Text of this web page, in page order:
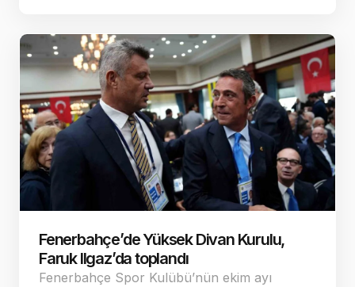
Fenerbahçe’de Yüksek Divan Kurulu,
Faruk Ilgaz’da toplandı
Fenerbahçe Spor Kulübü’nün ekim ayı